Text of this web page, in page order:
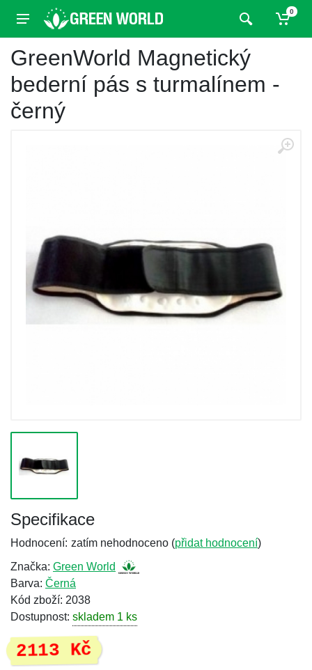
0
GreenWorld Magnetický
bederní pás s turmalínem -
černý
Specifikace
Hodnocení: zatím nehodnoceno (přidat hodnocení)
Značka: Green World
Barva: Černá
Kód zboží: 2038
Dostupnost: skladem 1 ks
2113 Kč